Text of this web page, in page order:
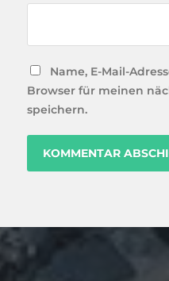
Name, E-Mail-
Browser für meinen
speichern.